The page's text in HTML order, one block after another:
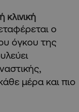
κλινική
ο
όγκου της
μέρα και πιο